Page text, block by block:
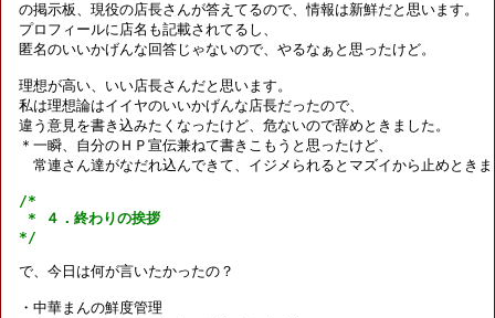
の掲示板、現役の店長さんが答えてるので、情報は新鮮だと思います。
プロフィールに店名も記載されてるし、
匿名のいいかげんな回答じゃないので、やるなぁと思ったけど。
理想が高い、いい店長さんだと思います。
私は理想論はイイヤのいいかげんな店長だったので、
違う意見を書き込みたくなったけど、危ないので辞めときました。
＊一瞬、自分のＨＰ宣伝兼ねて書きこもうと思ったけど、
常連さん達がなだれ込んできて、イジメられるとマズイから止めとき
/*
* ４．終わりの挨拶
*/
で、今日は何が言いたかったの？
・中華まんの鮮度管理